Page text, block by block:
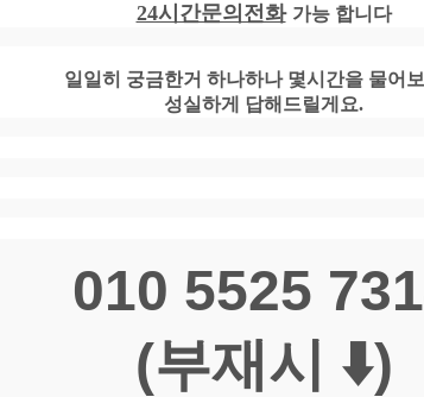
24시간문의전화 가능 합니다
일일히 궁금한거 하나하나 몇시간을 물어
성실하게 답해드릴게요.
010 5525
(부재시 ⬇️)